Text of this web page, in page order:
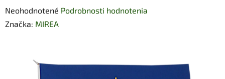
Priemerné
hodnotenie
Neohodnotené Podrobnosti hodnotenia
Značka: MIREA